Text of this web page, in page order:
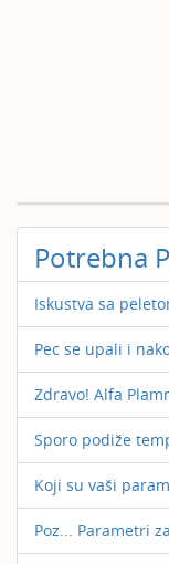
Potrebna
Iskustva sa
Pec se upali i
Zdravo! Alfa
Sporo podiže
Koji su vaši
Poz... Parametri